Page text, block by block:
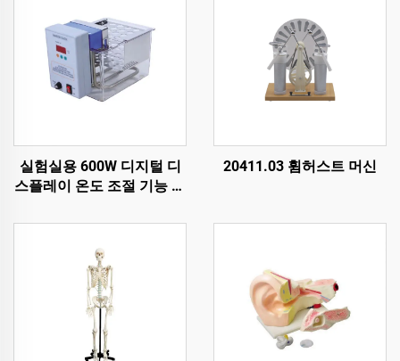
실험실용 600W 디지털 디
스플레이 온도 조절 기능 수
20411.03 휨허스트 머신